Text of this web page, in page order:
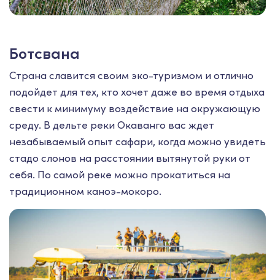
Ботсвана
Страна славится своим эко-туризмом и отлично
подойдет для тех, кто хочет даже во время отдыха
свести к минимуму воздействие на окружающую
среду. В дельте реки Окаванго вас ждет
незабываемый опыт сафари, когда можно увидеть
стадо слонов на расстоянии вытянутой руки от
себя. По самой реке можно прокатиться на
традиционном каноэ-мокоро.